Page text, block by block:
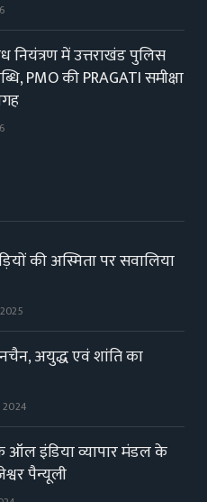
नियंत्रण में उत्तराखंड पुलिस
PMO की PRAGATI समीक्षा
की अस्मिता पर सवालिया
अयुद्ध एवं शांति का
2024
इंडिया व्यापार मंडल के
पैन्यूली